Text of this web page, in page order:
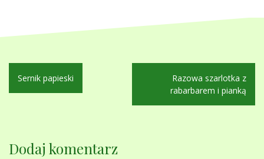
Nawigacja
wpisu
Sernik papieski
Razowa szarlotka z
rabarbarem i pianką
Dodaj komentarz